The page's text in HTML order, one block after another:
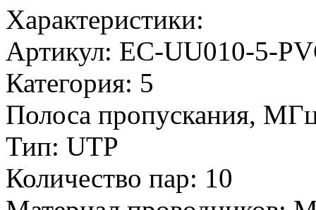
Характеристики:
Артикул: EC-UU010-5-
Категория: 5
Полоса пропускания,
Тип: UTP
Количество пар: 10